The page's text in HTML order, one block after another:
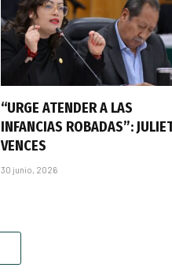
“URGE ATENDER A LAS
INFANCIAS ROBADAS”:
VENCES
30 junio, 2026